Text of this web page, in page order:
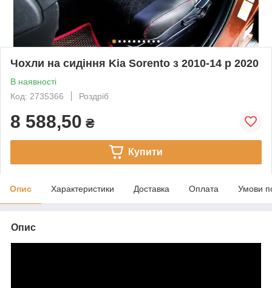
Чохли на сидіння Kia Sorento з 2010-14 р 2020
В наявності
Код: 2735366
Роздріб
8 588,50 ₴
Купити
Опис Характеристики Доставка Оплата Умови
Опис